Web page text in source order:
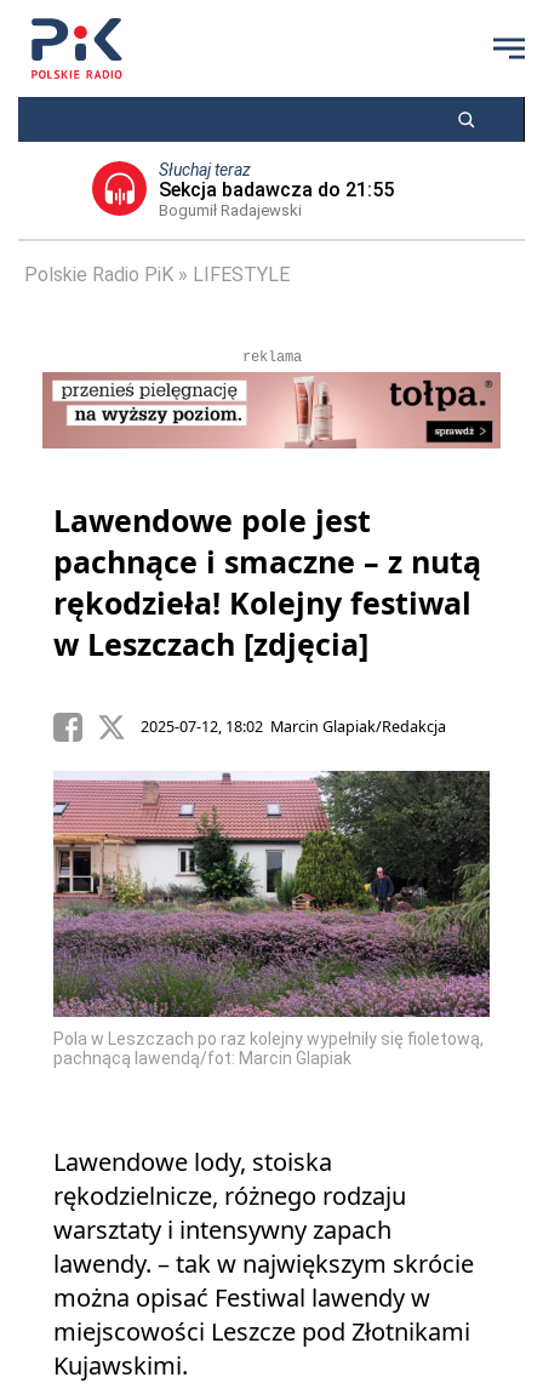
Słuchaj teraz
Sekcja badawcza do 21:55
Bogumił Radajewski
Polskie Radio PiK LIFESTYLE
reklama
Lawendowe pole jest
pachnące i smaczne – z nutą
rękodzieła! Kolejny festiwal
w Leszczach [zdjęcia]
2025-07-12, 18:02 Marcin Glapiak/Redakcja
Pola w Leszczach po raz kolejny wypełniły się fioletową,
pachnącą lawendą/fot: Marcin Glapiak
Lawendowe lody, stoiska
rękodzielnicze, różnego rodzaju
warsztaty i intensywny zapach
lawendy. – tak w największym skrócie
można opisać Festiwal lawendy w
miejscowości Leszcze pod Złotnikami
Kujawskimi.